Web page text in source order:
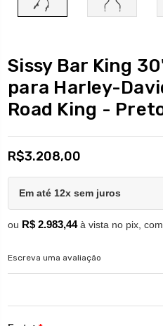
Sissy Bar King
para Harley-
Road King -
R$3.208,00
Em até 12x sem juros
ou R$ 2.983,44à vista no pix,
Escreva uma avaliação